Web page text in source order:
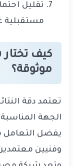
تقليل
مستقبلية
كيف
موثوقة؟
تعتمد دقة
الجهة
يفضل التعامل
وفنيين